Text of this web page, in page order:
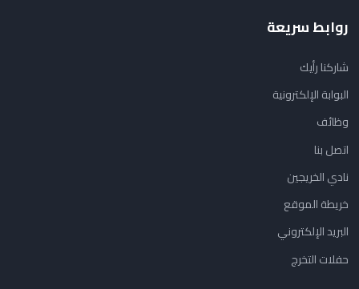
روابط سريعة
شاركنا رأيك
البوابة الإلكترونية
وظائف
اتصل بنا
نادي الخريجين
خريطة الموقع
البريد الإلكتروني
حفلات التخرج